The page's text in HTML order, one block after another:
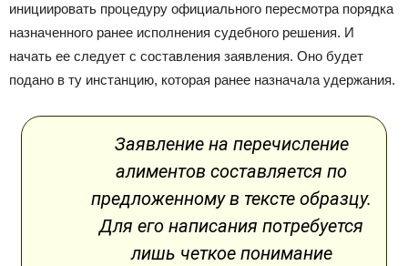
инициировать процедуру официального пересмотра порядка
назначенного ранее исполнения судебного решения. И
начать ее следует с составления заявления. Оно будет
подано в ту инстанцию, которая ранее назначала удержания.
Заявление на перечисление
алиментов составляется по
предложенному в тексте образцу.
Для его написания потребуется
лишь четкое понимание